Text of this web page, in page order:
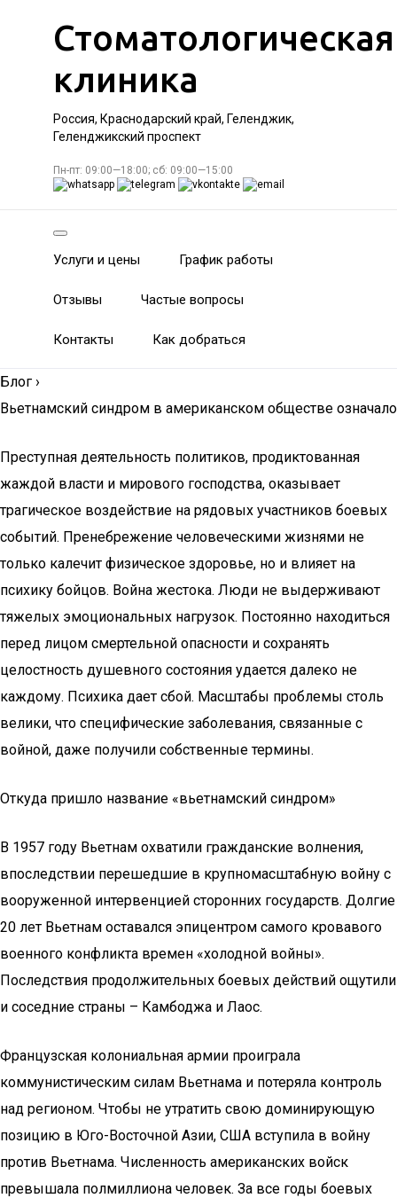
Стоматологическая
клиника
Россия, Краснодарский край, Геленджик,
Геленджикский проспект
Пн-пт: 09:00—18:00; сб: 09:00—15:00
Услуги и цены График работы
Отзывы Частые вопросы
Контакты Как добраться
Блог ›
Вьетнамский синдром в американском обществе означало
Преступная деятельность политиков, продиктованная
жаждой власти и мирового господства, оказывает
трагическое воздействие на рядовых участников боевых
событий. Пренебрежение человеческими жизнями не
только калечит физическое здоровье, но и влияет на
психику бойцов. Война жестока. Люди не выдерживают
тяжелых эмоциональных нагрузок. Постоянно находиться
перед лицом смертельной опасности и сохранять
целостность душевного состояния удается далеко не
каждому. Психика дает сбой. Масштабы проблемы столь
велики, что специфические заболевания, связанные с
войной, даже получили собственные термины.
Откуда пришло название «вьетнамский синдром»
В 1957 году Вьетнам охватили гражданские волнения,
впоследствии перешедшие в крупномасштабную войну с
вооруженной интервенцией сторонних государств. Долгие
20 лет Вьетнам оставался эпицентром самого кровавого
военного конфликта времен «холодной войны».
Последствия продолжительных боевых действий ощутили
и соседние страны – Камбоджа и Лаос.
Французская колониальная армии проиграла
коммунистическим силам Вьетнама и потеряла контроль
над регионом. Чтобы не утратить свою доминирующую
позицию в Юго-Восточной Азии, США вступила в войну
против Вьетнама. Численность американских войск
превышала полмиллиона человек. За все годы боевых